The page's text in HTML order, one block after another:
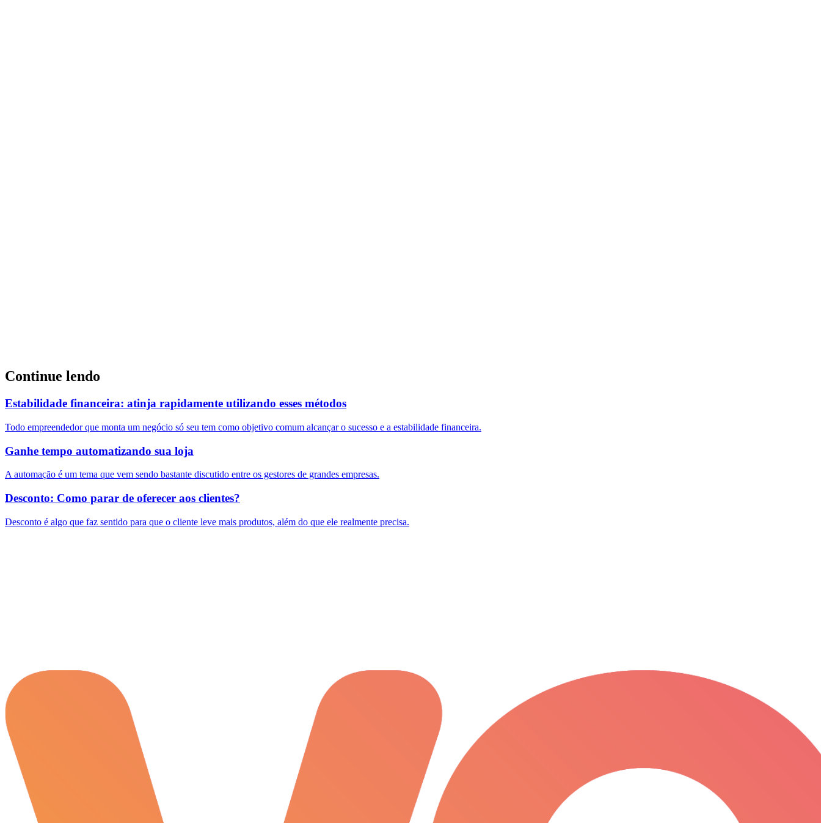
Continue lendo
Estabilidade financeira: atinja rapidamente utilizando esses métodos
Todo empreendedor que monta um negócio só seu tem como objetivo comum alcançar o sucesso e a estabilidade financeira.
Ganhe tempo automatizando sua loja
A automação é um tema que vem sendo bastante discutido entre os gestores de grandes empresas.
Desconto: Como parar de oferecer aos clientes?
Desconto é algo que faz sentido para que o cliente leve mais produtos, além do que ele realmente precisa.